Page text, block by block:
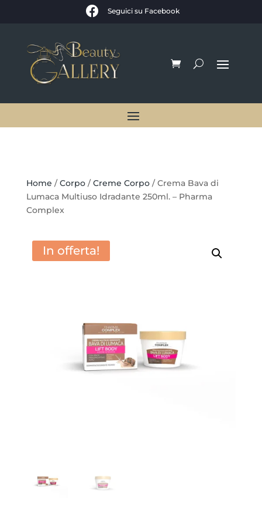
 Seguici su Facebook
Home /Corpo/Creme Corpo/ Crema Bava di
Lumaca Multiuso Idradante 250ml. – Pharma
Complex
In offerta!